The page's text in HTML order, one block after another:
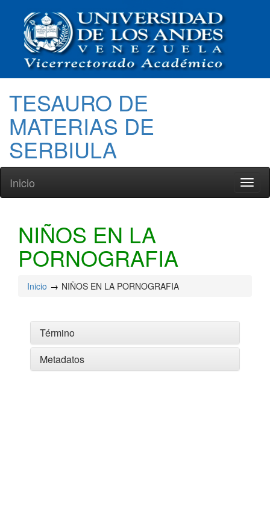
TESAURO DE
MATERIAS DE
SERBIULA
Inicio
NIÑOS EN LA
PORNOGRAFIA
Inicio NIÑOS EN LA PORNOGRAFIA
Término
Metadatos